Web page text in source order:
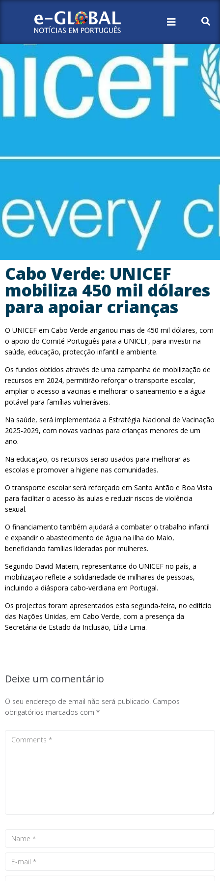
Cabo Verde: UNICEF
mobiliza 450 mil dólares
para apoiar crianças
O UNICEF em Cabo Verde angariou mais de 450 mil dólares, com
o apoio do Comité Português para a UNICEF, para investir na
saúde, educação, protecção infantil e ambiente.
Os fundos obtidos através de uma campanha de mobilização de
recursos em 2024, permitirão reforçar o transporte escolar,
ampliar o acesso a vacinas e melhorar o saneamento e a água
potável para famílias vulneráveis.
Na saúde, será implementada a Estratégia Nacional de Vacinação
2025-2029, com novas vacinas para crianças menores de um
ano.
Na educação, os recursos serão usados para melhorar as
escolas e promover a higiene nas comunidades.
O transporte escolar será reforçado em Santo Antão e Boa Vista
para facilitar o acesso às aulas e reduzir riscos de violência
sexual.
O financiamento também ajudará a combater o trabalho infantil
e expandir o abastecimento de água na ilha do Maio,
beneficiando famílias lideradas por mulheres.
Segundo David Matern, representante do UNICEF no país, a
mobilização reflete a solidariedade de milhares de pessoas,
incluindo a diáspora cabo-verdiana em Portugal.
Os projectos foram apresentados esta segunda-feira, no edifício
das Nações Unidas, em Cabo Verde, com a presença da
Secretária de Estado da Inclusão, Lídia Lima.
Deixe um comentário
O seu endereço de email não será publicado. Campos
obrigatórios marcados com *